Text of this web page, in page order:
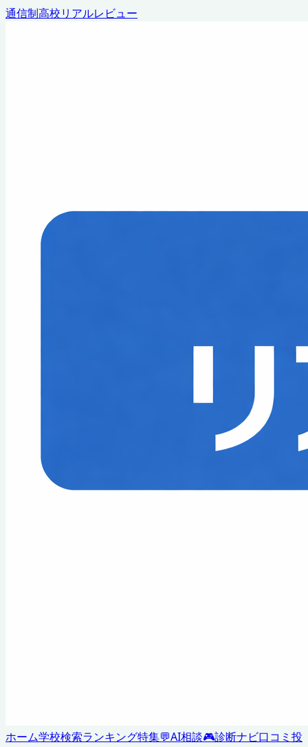
通信制高校リアルレビュー
ホーム学校検索ランキング特集💬AI相談🎮診断ナビ口コミ投